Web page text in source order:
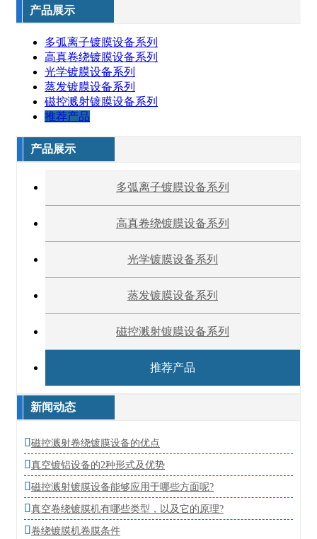
产品展示
多弧离子镀膜设备系列
高真卷绕镀膜设备系列
光学镀膜设备系列
蒸发镀膜设备系列
磁控溅射镀膜设备系列
推荐产品
产品展示
多弧离子镀膜设备系列
高真卷绕镀膜设备系列
光学镀膜设备系列
蒸发镀膜设备系列
磁控溅射镀膜设备系列
推荐产品
新闻动态
磁控溅射卷绕镀膜设备的优点
真空镀铝设备的2种形式及优势
磁控溅射镀膜设备能够应用于哪些方面呢?
真空卷绕镀膜机有哪些类型，以及它的原理?
卷绕镀膜机卷膜条件